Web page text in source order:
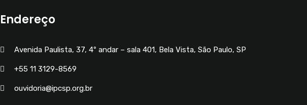
Endereço
Avenida Paulista, 37, 4º andar – sala 401, Bela Vista, São Paulo, SP
+55 11 3129-8569
ouvidoria@ipcsp.org.br